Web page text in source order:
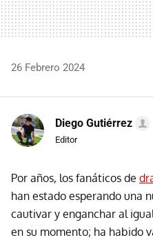
26 Febrero 2024
Diego Gutiérrez
Editor
Por años, los fanáticos de
han estado esperando una
cautivar y enganchar al
en su momento; ha habido